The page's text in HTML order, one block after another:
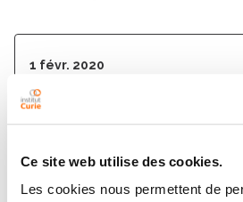
Ce site web utilise des cookies.
Les cookies nous permettent de
1 févr. 2020
Haematologica